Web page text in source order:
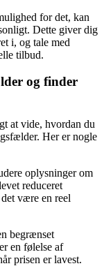
for det, kan
Dette giver dig
i, og tale med
tilbud.
og finder
at vide, hvordan du
Her er nogle
oplysninger om
reduceret
være en reel
begrænset
en følelse af
prisen er lavest.